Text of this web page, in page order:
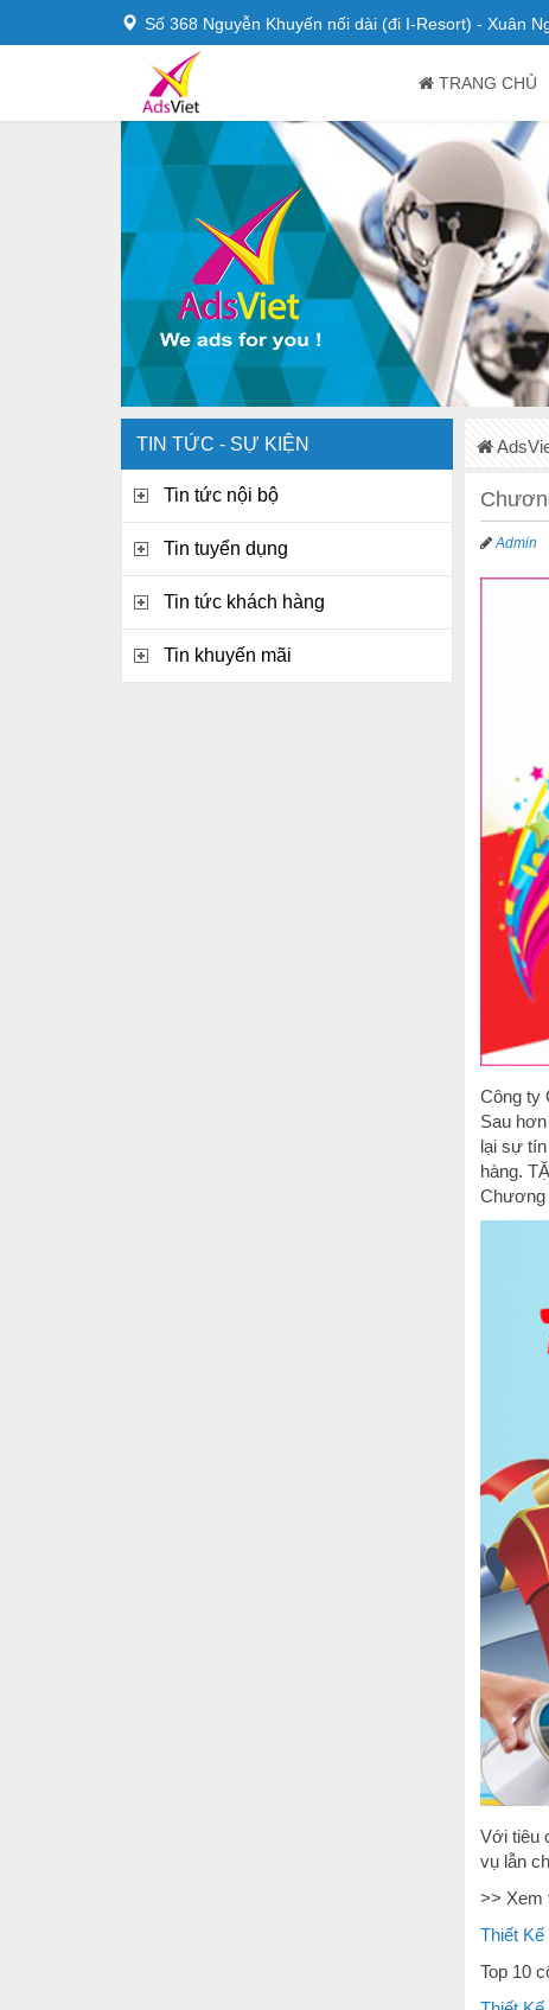
Số 368 Nguyễn Khuyến nối dài (đi I-Resort) - Xuân
TRANG CHỦ
TIN TỨC - SỰ KIỆN
Tin tức nội bộ
Tin tuyển dụng
Tin tức khách hàng
Tin khuyến mãi
Admin
Công ty
Sau
lại sự
hàng.
Chương
Với tiêu
vụ lẫn
>> Xem
Thiết Kế
Top 10